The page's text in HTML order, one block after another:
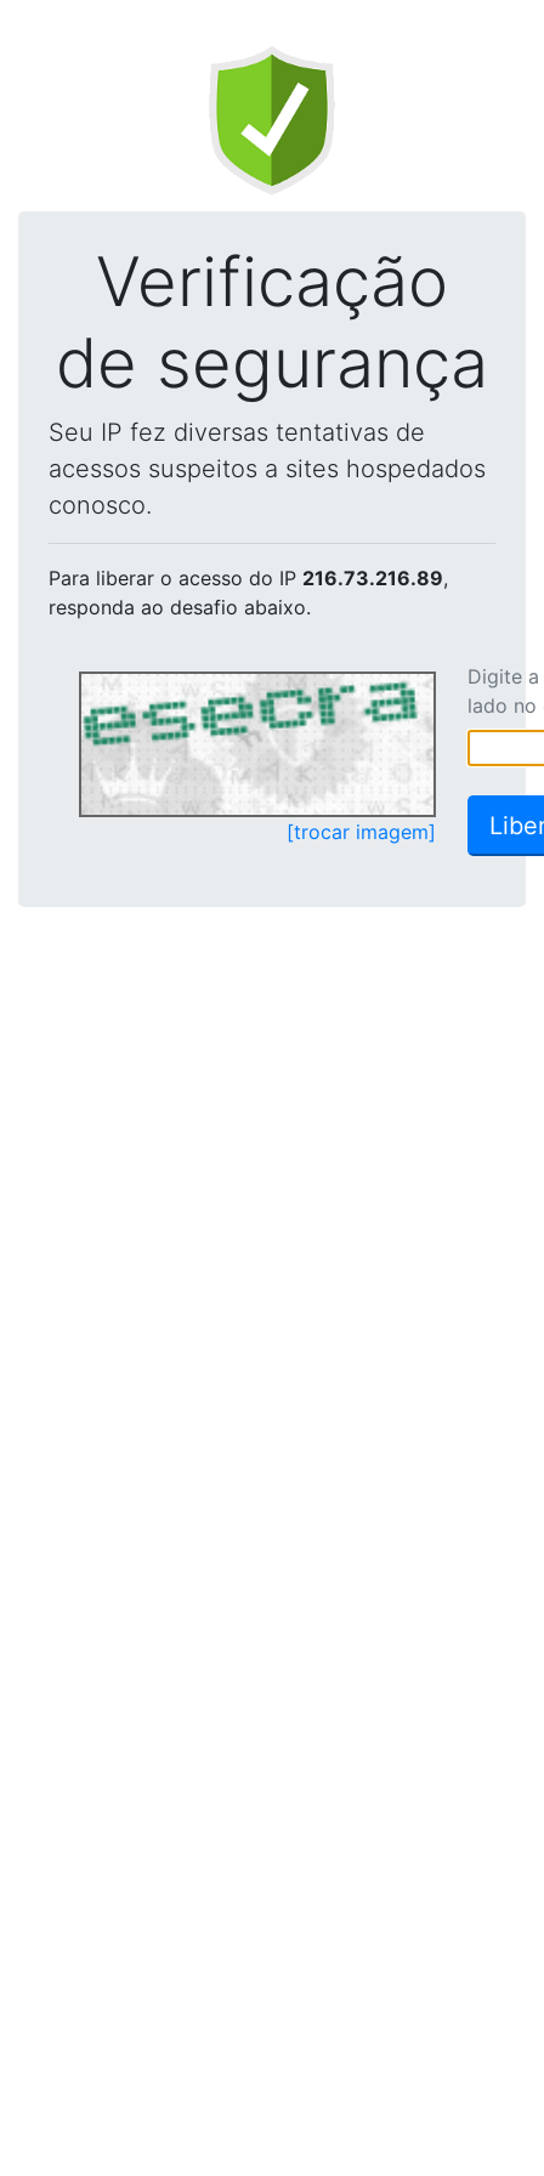
Verificação
de segurança
Seu IP fez diversas tentativas de
acessos suspeitos a sites hospedados
conosco.
Para liberar o acesso do IP 216.73.216.89,
responda ao desafio abaixo.
[trocar imagem]
Digite
lado no